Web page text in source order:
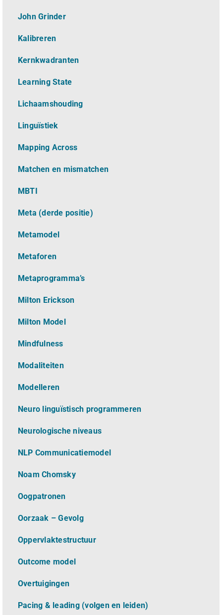
John Grinder
Kalibreren
Kernkwadranten
Learning State
Lichaamshouding
Linguïstiek
Mapping Across
Matchen en mismatchen
MBTI
Meta (derde positie)
Metamodel
Metaforen
Metaprogramma’s
Milton Erickson
Milton Model
Mindfulness
Modaliteiten
Modelleren
Neuro linguïstisch programmeren
Neurologische niveaus
NLP Communicatiemodel
Noam Chomsky
Oogpatronen
Oorzaak – Gevolg
Oppervlaktestructuur
Outcome model
Overtuigingen
Pacing & leading (volgen en leiden)